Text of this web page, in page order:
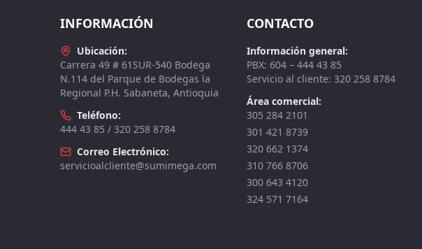
INFORMACIÓN
Ubicación:
Carrera 49 # 61SUR-540 Bodega
N.114 del Parque de Bodegas la
Regional P.H. Sabaneta, Antioquia
Teléfono:
444 43 85 / 320 258 8784
Correo Electrónico:
servicioalcliente@sumimega.com
CONTACTO
Información general:
PBX: 604 – 444 43 85
Servicio al cliente: 320 258 8784
Área comercial:
305 284 2101
301 421 8739
320 662 1374
310 766 8706
300 643 4120
324 571 7164